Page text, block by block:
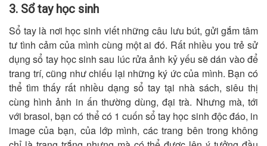
3. Sổ tay học sinh
Sổ tay là nơi học sinh viết những câu lưu bút, gửi gắm tâm
tư tình cảm của mình cùng một ai đó. Rất nhiều you trẻ sử
dụng sổ tay học sinh sau lúc rửa ảnh kỷ yếu sẽ dán vào để
trang trí, cũng như chiếu lại những ký ức của mình. Bạn có
thể tìm thấy rất nhiều dạng sổ tay tại nhà sách, siêu thị
cùng hình ảnh in ấn thường dùng, đại trà. Nhưng mà, tới
với brasol, bạn có thể có 1 cuốn sổ tay học sinh độc đáo, in
image của bạn, của lớp mình, các trang bên trong không